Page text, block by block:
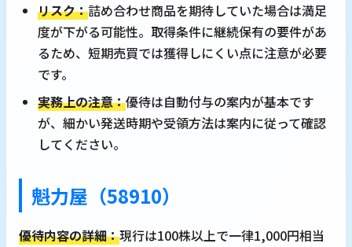
リスク：詰め合わせ商品を期待していた場合は満足
度が下がる可能性。取得条件に継続保有の要件があ
るため、短期売買では獲得しにくい点に注意が必要
です。
実務上の注意：優待は自動付与の案内が基本です
が、細かい発送時期や受領方法は案内に従って確認
してください。
魁力屋（58910）
優待内容の詳細：現行は100株以上で一律1,000円相当